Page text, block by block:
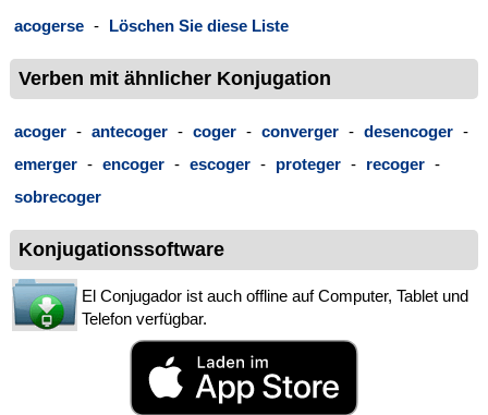
acogerse - Löschen Sie diese Liste
Verben mit ähnlicher Konjugation
acoger - antecoger - coger - converger - desencoger -
emerger - encoger - escoger - proteger - recoger -
sobrecoger
Konjugationssoftware
El Conjugador ist auch offline auf Computer, Tablet und
Telefon verfügbar.